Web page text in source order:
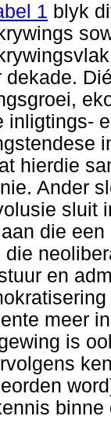
1 blyk
dekade.
inligtings-
hierdie
Ander
sluit
die
en
meer
is